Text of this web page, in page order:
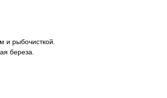
и рыбочисткой.
береза.